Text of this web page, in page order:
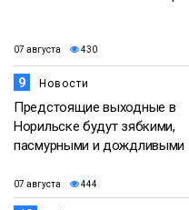
07 августа 430
9 Новости
Предстоящие выходные в
Норильске будут зябкими,
пасмурными и дождливыми
07 августа 444